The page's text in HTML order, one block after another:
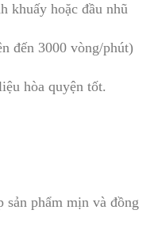
khuấy hoặc đầu nhũ
đến 3000 vòng/phút)
hòa quyện tốt.
phẩm mịn và đồng